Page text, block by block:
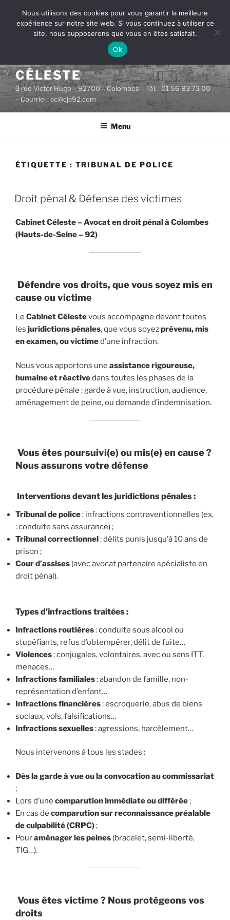
contenu
CABINET D'AVOCATS
CÉLESTE
3 rue Victor Hugo – 92700 – Colombes – Tél. : 01 56 83 73 00
– Courriel : ac@cja92.com
Menu
ÉTIQUETTE : TRIBUNAL DE POLICE
PUBLIÉ
LE
Droit pénal & Défense des victimes
Cabinet Céleste – Avocat en droit pénal à Colombes
(Hauts-de-Seine – 92)
Défendre vos droits, que vous soyez mis en
cause ou victime
Le Cabinet Célestevous accompagne devant toutes
les juridictions pénales, que vous soyezprévenu, mis
en examen, ou victimed’une infraction.
Nous vous apportons une assistance rigoureuse,
humaine et réactivedans toutes les phases de la
procédure pénale : garde à vue, instruction, audience,
aménagement de peine, ou demande d’indemnisation.
Vous êtes poursuivi(e) ou mis(e) en cause ?
Nous assurons votre défense
Interventions devant les juridictions pénales :
Tribunal de police: infractions contraventionnelles (ex.
: conduite sans assurance) ;
Tribunal correctionnel: délits punis jusqu’à 10 ans de
prison ;
Cour d’assises (avec avocat partenaire spécialiste en
droit pénal).
Types d’infractions traitées :
Infractions routières: conduite sous alcool ou
stupéfiants, refus d’obtempérer, délit de fuite…
Violences: conjugales, volontaires, avec ou sans ITT,
menaces…
Infractions familiales: abandon de famille, non-
représentation d’enfant…
Infractions financières: escroquerie, abus de biens
sociaux, vols, falsifications…
Infractions sexuelles: agressions, harcèlement…
Nous intervenons à tous les stades :
Dès la garde à vue ou la convocation au commissariat
;
Lors d’une comparution immédiate ou différée;
En cas de comparution sur reconnaissance préalable
de culpabilité (CRPC);
Pouraménager les peines (bracelet, semi-liberté,
TIG…).
Vous êtes victime ? Nous protégeons vos
droits
Nous utilisons des cookies pour vous garantir la meilleure
expérience sur notre site web. Si vous continuez à utiliser ce
site, nous supposerons que vous en êtes satisfait.
Ok